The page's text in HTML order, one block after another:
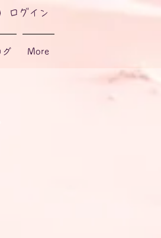
グ More
ログイン